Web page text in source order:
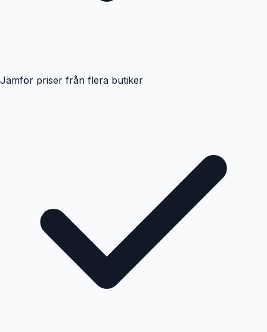
Jämför priser från flera butiker